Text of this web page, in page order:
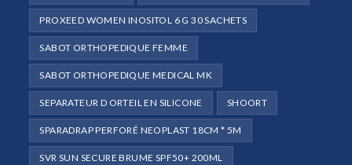
PROXEED WOMEN INOSITOL 6 G 30 SACHETS
SABOT ORTHOPEDIQUE FEMME
SABOT ORTHOPEDIQUE MEDICAL MK
SEPARATEUR D ORTEIL EN SILICONE SHOORT
SPARADRAP PERFORÉ NEOPLAST 18CM * 5M
SVR SUN SECURE BRUME SPF50+ 200ML